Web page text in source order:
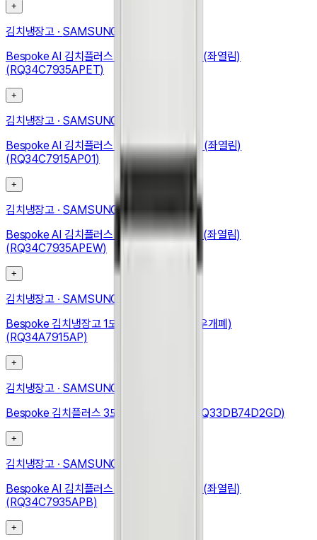
+
김치냉장고 · SAMSUNG
Bespoke AI 김치플러스 1도어 키친핏 347L (좌열림)
(RQ34C7935APET)
+
김치냉장고 · SAMSUNG
Bespoke AI 김치플러스 1도어 키친핏 348L (좌열림)
(RQ34C7915AP01)
+
김치냉장고 · SAMSUNG
Bespoke AI 김치플러스 1도어 키친핏 347L (좌열림)
(RQ34C7935APEW)
+
김치냉장고 · SAMSUNG
Bespoke 김치냉장고 1도어 348L (우힌지, 우개폐)
(RQ34A7915AP)
+
김치냉장고 · SAMSUNG
Bespoke 김치플러스 3도어 키친핏 313L (RQ33DB74D2GD)
+
김치냉장고 · SAMSUNG
Bespoke AI 김치플러스 1도어 키친핏 347L (좌열림)
(RQ34C7935APB)
+